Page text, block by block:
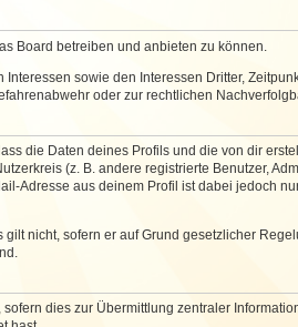
Board betreiben und anbieten zu können.
sowie den Interessen Dritter,
oder zur rechtlichen
die Daten deines Profils und die von dir
(z. B. andere registrierte Benutzer,
Adresse aus deinem Profil ist dabei jedoch
nicht, sofern er auf Grund gesetzlicher
dies zur Übermittlung zentraler